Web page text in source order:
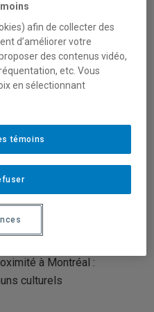
nos collègues
aller de l’avant
environnementale)
hommes,
inclusif par le
à Montréal :
culturels
afin de collecter des
d’améliorer votre
des contenus vidéo,
etc. Vous
en sélectionnant
témoins